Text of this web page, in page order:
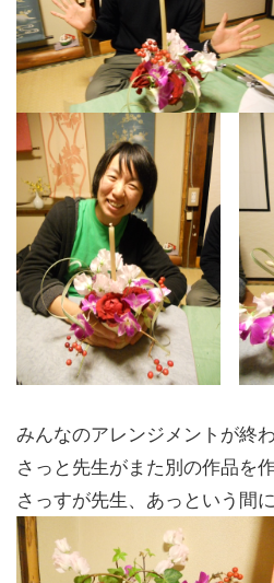
みんなのアレンジメントが終
さっと先生がまた別の作品を
さっすが先生、あっという間